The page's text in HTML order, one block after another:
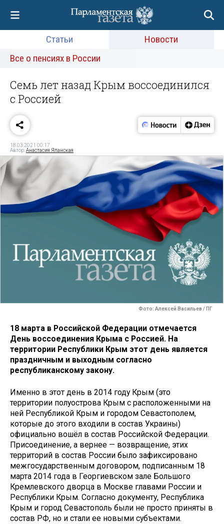
Статьи
Новости
Все о пенсиях в России
Семь лет назад Крым воссоединился
с Россией
18.03.2021 00:17
Автор:Анастасия Яланская
Фото: Алексей Васильев / ПГ
18 марта в Российской Федерации отмечается
День воссоединения Крыма с Россией. На
территории Республики Крым этот день является
праздничным и выходным согласно
республиканскому закону.
Именно в этот день в 2014 году Крым (это
территории полуострова Крым с расположенными на
ней Республикой Крым и городом Севастополем,
которые до этого входили в состав Украины)
официально вошёл в состав Российской Федерации.
Присоединение, а вернее — возвращение, этих
территорий в состав России было зафиксировано
межгосударственным договором, подписанным 18
марта 2014 года в Георгиевском зале Большого
Кремлевского дворца в Москве главами России и
Республики Крым. Согласно документу, Республика
Крым и город Севастополь были не просто приняты в
состав РФ, но и стали ее новыми субъектами.